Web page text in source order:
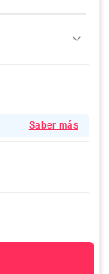
Saber más